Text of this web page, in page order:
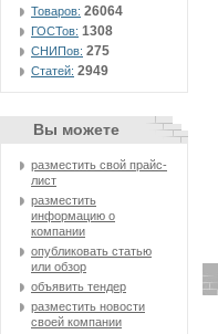
Товаров: 26064
ГОСТов: 1308
СНИПов: 275
Статей: 2949
Вы можете
разместить свой прайс-
лист
разместить
информацию о
компании
опубликовать статью
или обзор
объявить тендер
разместить новости
своей компании